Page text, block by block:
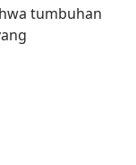
tumbuhan